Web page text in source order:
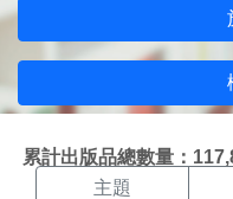
累計出版品總數量：
機關搜尋
主題